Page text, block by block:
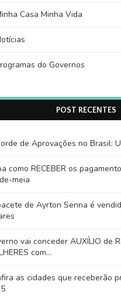
Casa Minha Vida
do Governos
POST RECENTES
de Aprovações no Brasil:
como RECEBER os
meia
de Ayrton Senna é
vai conceder AUXÍLIO de
com…
as cidades que receberão